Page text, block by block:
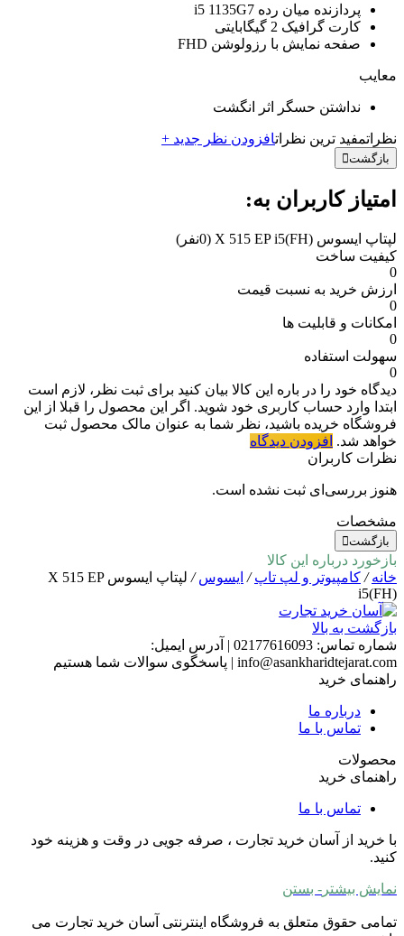
پردازنده میان رده i5 1135G7
کارت گرافیک 2 گیگابایتی
صفحه نمایش با رزولوشن FHD
معایب
نداشتن حسگر اثر انگشت
نظراتمفید ترین نظراتافزودن نظر جدید +
بازگشت
امتیاز کاربران به:
لپتاپ ایسوس X 515 EP i5(FH)
(0نفر)
کیفیت ساخت
0
ارزش خرید به نسبت قیمت
0
امکانات و قابلیت ها
0
سهولت استفاده
0
دیدگاه خود را در باره این کالا بیان کنید برای ثبت نظر، لازم است
ابتدا وارد حساب کاربری خود شوید. اگر این محصول را قبلا از این
فروشگاه خریده باشید، نظر شما به عنوان مالک محصول ثبت
خواهد شد. افزودن دیدگاه
نظرات کاربران
هنوز بررسی‌ای ثبت نشده است.
مشخصات
بازگشت
بازخورد درباره این کالا
خانه/ کامپیوتر و لپ تاپ/ ایسوس/
لپتاپ ایسوس X 515 EP
i5(FH)
بازگشت به بالا
شماره تماس: 02177616093
| آدرس ایمیل:
info@asankharidtejarat.com
| پاسخگوی سوالات شما هستیم
راهنمای خرید
درباره ما
تماس با ما
محصولات
راهنمای خرید
تماس با ما
با خرید از آسان خرید تجارت ، صرفه جویی در وقت و هزینه خود
کنید.
نمایش بیشتر - بستن
تمامی حقوق متعلق به فروشگاه اینترنتی آسان خرید تجارت می